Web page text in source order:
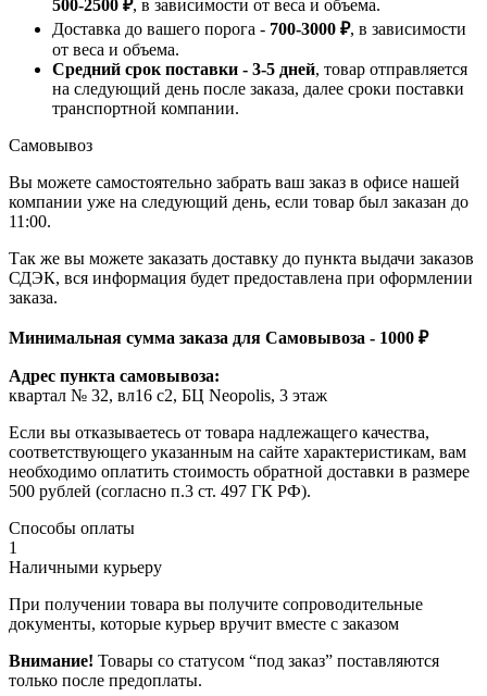
500-2500 ₽, в зависимости от веса и объема.
Доставка до вашего порога - 700-3000 ₽, в зависимости
от веса и объема.
Средний срок поставки - 3-5 дней, товар отправляется
на следующий день после заказа, далее сроки поставки
транспортной компании.
Самовывоз
Вы можете самостоятельно забрать ваш заказ в офисе нашей
компании уже на следующий день, если товар был заказан до
11:00.
Так же вы можете заказать доставку до пункта выдачи заказов
СДЭК, вся информация будет предоставлена при оформлении
заказа.
Минимальная сумма заказа для Самовывоза - 1000 ₽
Адрес пункта самовывоза:
квартал № 32, вл16 с2, БЦ Neopolis, 3 этаж
Если вы отказываетесь от товара надлежащего качества,
соответствующего указанным на сайте характеристикам, вам
необходимо оплатить стоимость обратной доставки в размере
500 рублей (согласно п.3 ст. 497 ГК РФ).
Способы оплаты
1
Наличными курьеру
При получении товара вы получите сопроводительные
документы, которые курьер вручит вместе с заказом
Внимание! Товары со статусом “под заказ” поставляются
только после предоплаты.